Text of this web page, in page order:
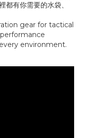
都有你需要的水袋、
gear for tactical
environment.